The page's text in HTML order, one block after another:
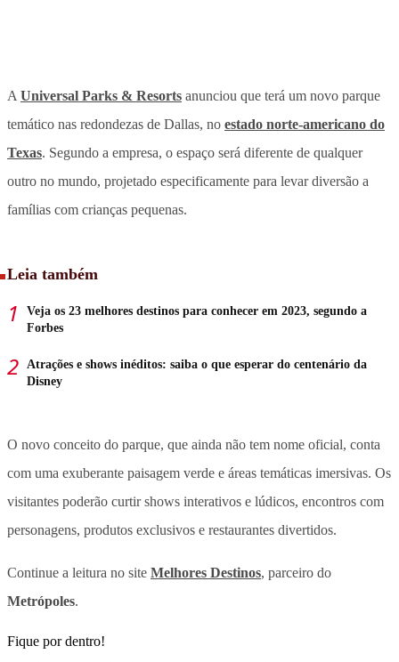
A Universal Parks & Resorts anunciou que terá um novo parque
temático nas redondezas de Dallas, no estado norte-americano do
Texas. Segundo a empresa, o espaço será diferente de qualquer
outro no mundo, projetado especificamente para levar diversão a
famílias com crianças pequenas.
Leia também
Veja os 23 melhores destinos para conhecer em 2023, segundo a
Forbes
Atrações e shows inéditos: saiba o que esperar do centenário da
Disney
O novo conceito do parque, que ainda não tem nome oficial, conta
com uma exuberante paisagem verde e áreas temáticas imersivas. Os
visitantes poderão curtir shows interativos e lúdicos, encontros com
personagens, produtos exclusivos e restaurantes divertidos.
Continue a leitura no site Melhores Destinos, parceiro do
Metrópoles.
Fique por dentro!